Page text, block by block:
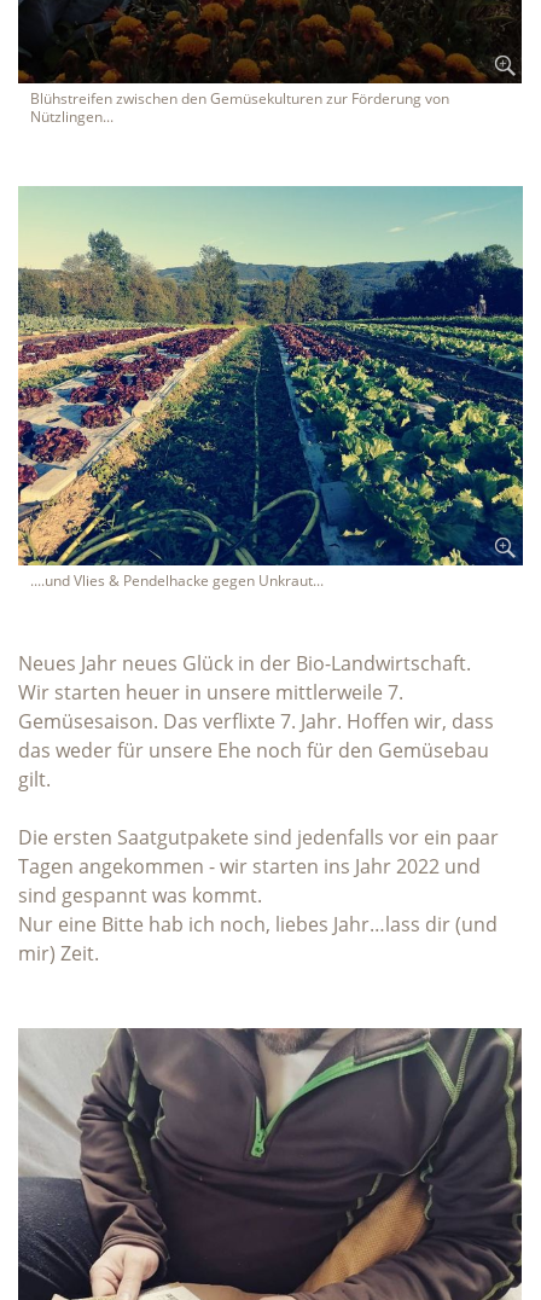
Blühstreifen zwischen den Gemüsekulturen zur Förderung von
Nützlingen...
....und Vlies & Pendelhacke gegen Unkraut...
Neues Jahr neues Glück in der Bio-Landwirtschaft.
Wir starten heuer in unsere mittlerweile 7.
Gemüsesaison. Das verflixte 7. Jahr. Hoffen wir, dass
das weder für unsere Ehe noch für den Gemüsebau
gilt.
Die ersten Saatgutpakete sind jedenfalls vor ein paar
Tagen angekommen - wir starten ins Jahr 2022 und
sind gespannt was kommt.
Nur eine Bitte hab ich noch, liebes Jahr…lass dir (und
mir) Zeit.